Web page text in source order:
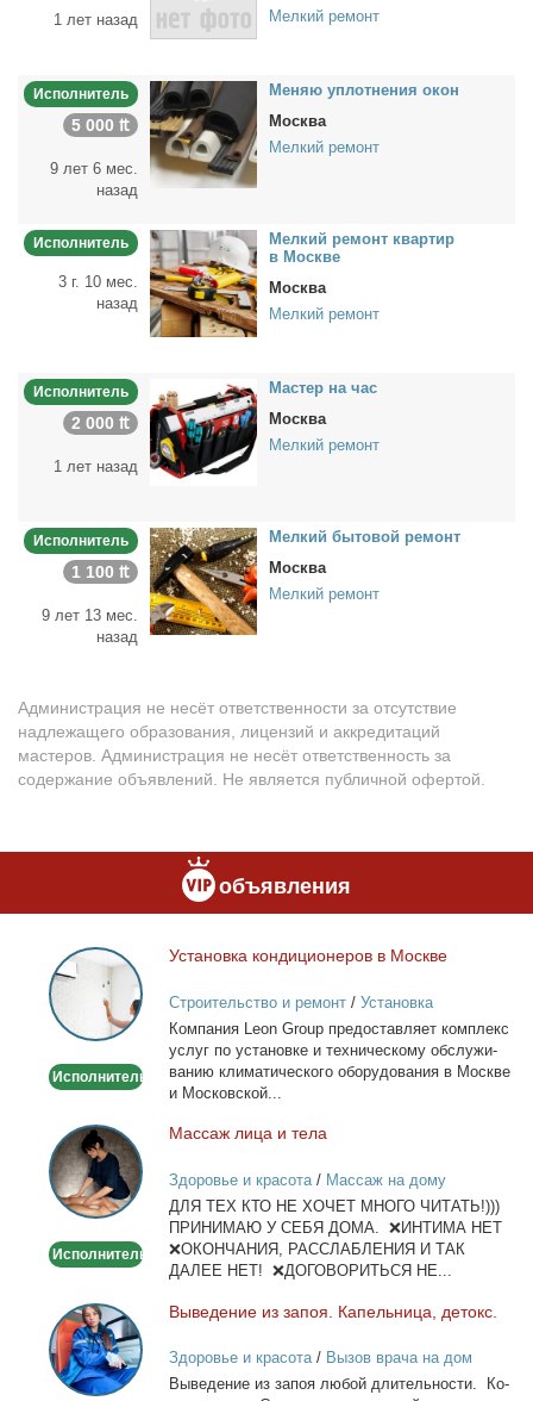
1 лет назад
Мелкий ремонт
Исполнитель
5 000 ₶
9 лет 6 мес.
назад
Ме­няю уплот­не­ния окон
Москва
Мелкий ремонт
Исполнитель
3 г. 10 мес.
назад
Мел­кий ре­монт квар­тир
в Москве
Москва
Мелкий ремонт
Исполнитель
2 000 ₶
1 лет назад
Ма­стер на час
Москва
Мелкий ремонт
Исполнитель
1 100 ₶
9 лет 13 мес.
назад
Мел­кий бы­то­вой ре­монт
Москва
Мелкий ремонт
Администрация не несёт ответственности за отсутствие
надлежащего образования, лицензий и аккредитаций
мастеров. Администрация не несёт ответственность за
содержание объявлений. Не является публичной офертой.
объявления
Установка
кондиционеров
в
Москве
Исполнитель
Уста­нов­ка кон­ди­ци­о­не­ров в Москве
Строительство и ремонт/ Установка
кондиционеров
Ком­па­ния Leon Group предо­став­ля­ет ком­плекс
услуг по уста­нов­ке и тех­ни­че­ско­му об­слу­жи­
ва­нию кли­ма­ти­че­ско­го обо­ру­до­ва­ния в Москве
и Мос­ков­ской...
Массаж
лица
и
тела
Исполнитель
Мас­саж ли­ца и те­ла
Здоровье и красота/ Массаж на дому
ДЛЯ ТЕХ КТО НЕ ХОЧЕТ МНОГО ЧИТАТЬ!)))
ПРИНИМАЮ У СЕБЯ ДОМА. ❌ИНТИМА НЕТ
❌ОКОНЧАНИЯ, РАССЛАБЛЕНИЯ И ТАК
ДАЛЕЕ НЕТ! ❌ДОГОВОРИТЬСЯ НЕ...
Выведение
из
запоя.
Капельница,
Вы­ве­де­ние из за­поя. Ка­пель­ни­ца, де­токс.
Здоровье и красота/ Вызов врача на дом
Вы­ве­де­ние из за­поя лю­бой дли­тель­но­сти. Ко­